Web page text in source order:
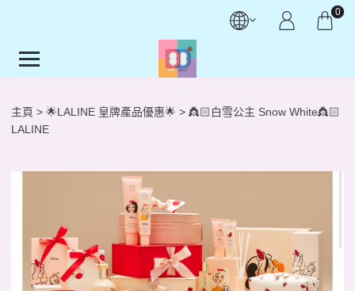
0
主頁 🌟LALINE 皇牌產品優惠🌟
👸🏻白雪公主 Snow White👸🏻
LALINE